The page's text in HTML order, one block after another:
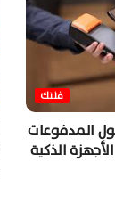
فنتك
المدفوعات
الذكية